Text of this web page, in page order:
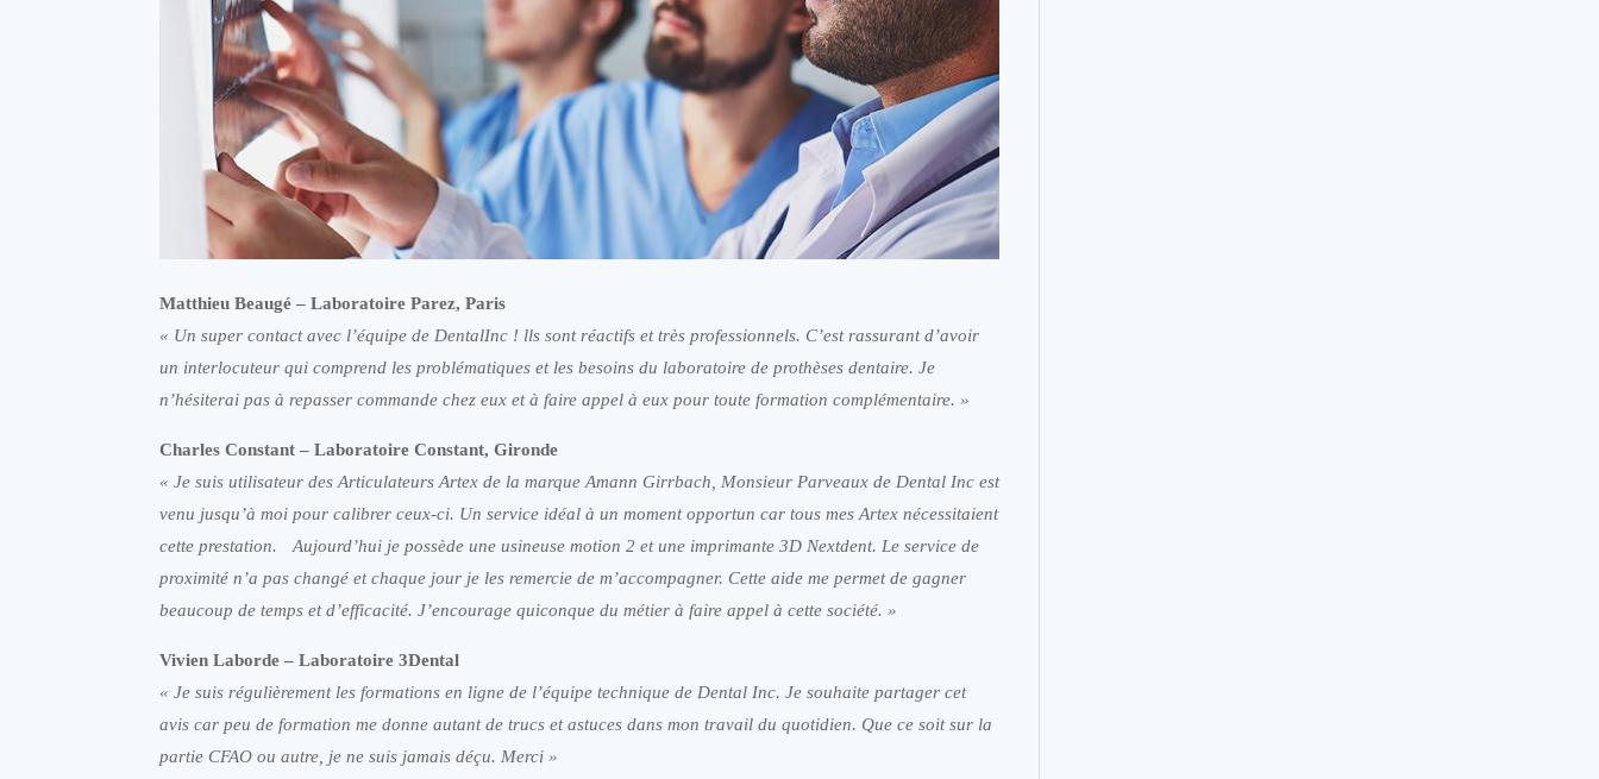
Matthieu Beaugé – Laboratoire Parez, Paris
« Un super contact avec l’équipe de DentalInc ! lls sont réactifs et très professionnels. C’est rassurant d’avoir
un interlocuteur qui comprend les problématiques et les besoins du laboratoire de prothèses dentaire. Je
n’hésiterai pas à repasser commande chez eux et à faire appel à eux pour toute formation complémentaire. »
Charles Constant – Laboratoire Constant, Gironde
« Je suis utilisateur des Articulateurs Artex de la marque Amann Girrbach, Monsieur Parveaux de Dental Inc est
venu jusqu’à moi pour calibrer ceux-ci. Un service idéal à un moment opportun car tous mes Artex nécessitaient
cette prestation. Aujourd’hui je possède une usineuse motion 2 et une imprimante 3D Nextdent. Le service de
proximité n’a pas changé et chaque jour je les remercie de m’accompagner. Cette aide me permet de gagner
beaucoup de temps et d’efficacité. J’encourage quiconque du métier à faire appel à cette société. »
Vivien Laborde – Laboratoire 3Dental
« Je suis régulièrement les formations en ligne de l’équipe technique de Dental Inc. Je souhaite partager cet
avis car peu de formation me donne autant de trucs et astuces dans mon travail du quotidien. Que ce soit sur la
partie CFAO ou autre, je ne suis jamais déçu. Merci »